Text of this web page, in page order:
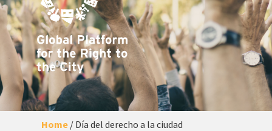
Home/ Día del derecho a la ciudad